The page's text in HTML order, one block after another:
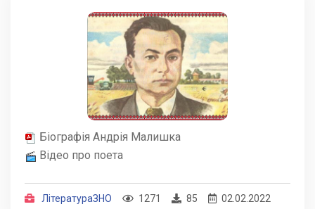
Біографія Андрія Малишка
Відео про поета
ЛітератураЗНО 1271 85
02.02.2022